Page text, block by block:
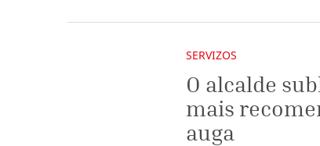
SERVIZOS
O alcalde
mais
auga